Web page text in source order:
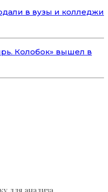
в вузы и колледжи
Колобок» вышел в